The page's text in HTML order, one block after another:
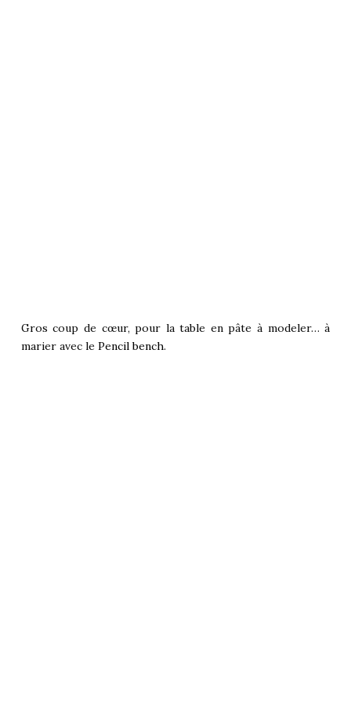
Gros coup de cœur, pour la table en pâte à modeler… à
marier avec le Pencil bench.